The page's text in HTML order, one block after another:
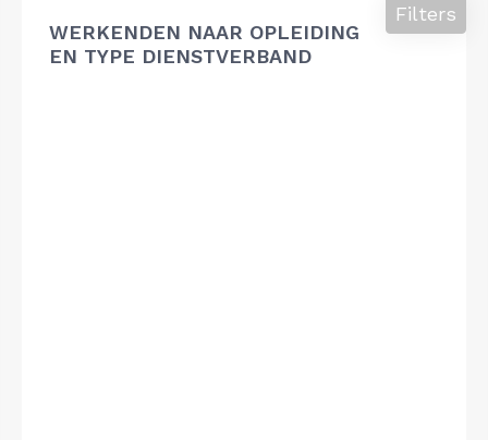
WERKENDEN NAAR OPLEIDING
EN TYPE DIENSTVERBAND
Filters